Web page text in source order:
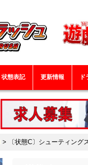
状態表記 更新情報
> 〔状態C〕シューティン